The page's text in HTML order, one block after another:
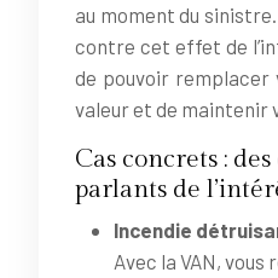
au moment du
contre cet effet de
de pouvoir remplacer
valeur et de maintenir
Cas concrets :
parlants de
Incendie
Avec la VAN,